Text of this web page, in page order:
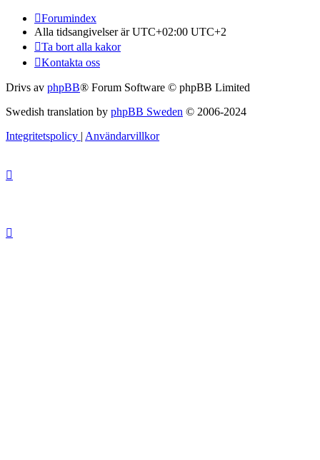
Forumindex
Alla tidsangivelser är UTC+02:00 UTC+2
Ta bort alla kakor
Kontakta oss
Drivs av phpBB® Forum Software © phpBB Limited
Swedish translation by phpBB Sweden © 2006-2024
Integritetspolicy | Användarvillkor